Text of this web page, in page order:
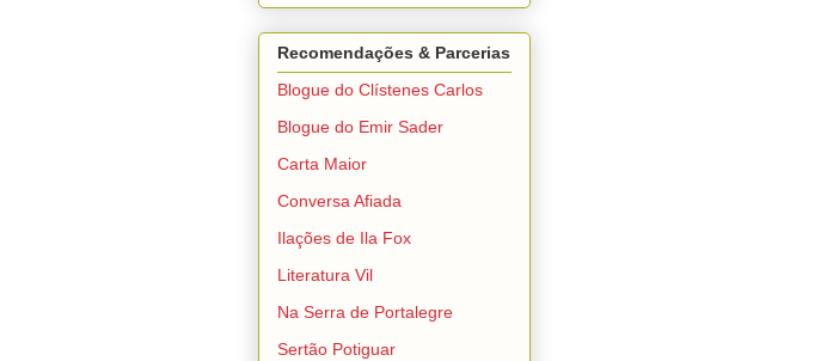
Recomendações & Parcerias
Blogue do Clístenes Carlos
Blogue do Emir Sader
Carta Maior
Conversa Afiada
Ilações de Ila Fox
Literatura Vil
Na Serra de Portalegre
Sertão Potiguar